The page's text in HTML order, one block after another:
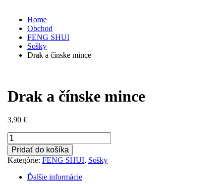
Home
Obchod
FENG SHUI
Sošky
Drak a čínske mince
Drak a čínske mince
3,90 €
množstvo
Drak
a
čínske
Pridať do košíka
Kategórie: FENG SHUI, Sošky
Ďalšie informácie